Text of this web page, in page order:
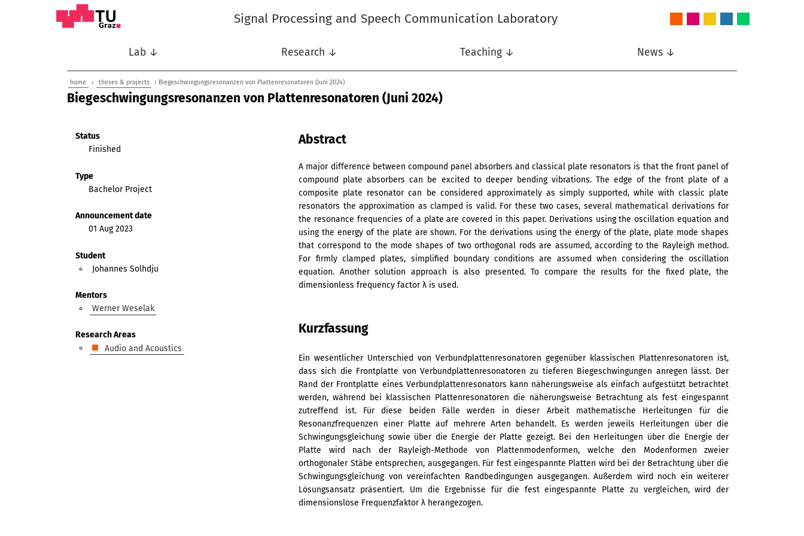
Signal Processing and Speech Communication Laboratory
Lab ↓ Research ↓ Teaching ↓ News ↓
home › theses & projects › Biegeschwingungsresonanzen von Plattenresonatoren (Juni 2024)
Biegeschwingungsresonanzen von Plattenresonatoren (Juni 2024)
Status
Finished
Type
Bachelor Project
Announcement date
01 Aug 2023
Student
Johannes Solhdju
Mentors
Werner Weselak
Research Areas
Audio and Acoustics
Abstract
A major difference between compound panel absorbers and classical plate resonators is that the front panel of
compound plate absorbers can be excited to deeper bending vibrations. The edge of the front plate of a
composite plate resonator can be considered approximately as simply supported, while with classic plate
resonators the approximation as clamped is valid. For these two cases, several mathematical derivations for
the resonance frequencies of a plate are covered in this paper. Derivations using the oscillation equation and
using the energy of the plate are shown. For the derivations using the energy of the plate, plate mode shapes
that correspond to the mode shapes of two orthogonal rods are assumed, according to the Rayleigh method.
For firmly clamped plates, simplified boundary conditions are assumed when considering the oscillation
equation. Another solution approach is also presented. To compare the results for the fixed plate, the
dimensionless frequency factor λ is used.
Kurzfassung
Ein wesentlicher Unterschied von Verbundplattenresonatoren gegenüber klassischen Plattenresonatoren ist,
dass sich die Frontplatte von Verbundplattenresonatoren zu tieferen Biegeschwingungen anregen lässt. Der
Rand der Frontplatte eines Verbundplattenresonators kann näherungsweise als einfach aufgestützt betrachtet
werden, während bei klassischen Plattenresonatoren die näherungsweise Betrachtung als fest eingespannt
zutreffend ist. Für diese beiden Fälle werden in dieser Arbeit mathematische Herleitungen für die
Resonanzfrequenzen einer Platte auf mehrere Arten behandelt. Es werden jeweils Herleitungen über die
Schwingungsgleichung sowie über die Energie der Platte gezeigt. Bei den Herleitungen über die Energie der
Platte wird nach der Rayleigh-Methode von Plattenmodenformen, welche den Modenformen zweier
orthogonaler Stäbe entsprechen, ausgegangen. Für fest eingespannte Platten wird bei der Betrachtung über die
Schwingungsgleichung von vereinfachten Randbedingungen ausgegangen. Außerdem wird noch ein weiterer
Lösungsansatz präsentiert. Um die Ergebnisse für die fest eingespannte Platte zu vergleichen, wird der
dimensionslose Frequenzfaktor λ herangezogen.